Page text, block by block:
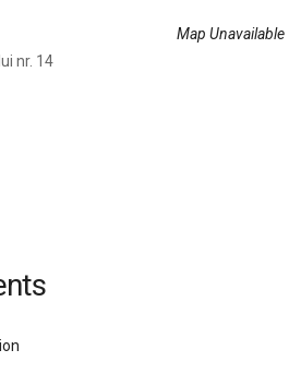
Map Unavailable
nr. 14